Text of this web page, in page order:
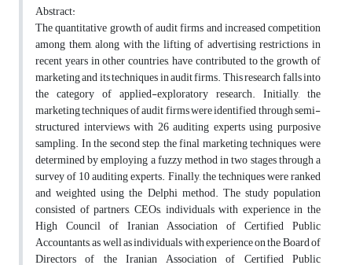
Abstract:
The quantitative growth of audit firms and increased competition
among them, along with the lifting of advertising restrictions in
recent years in other countries, have contributed to the growth of
marketing and its techniques in audit firms. This research falls into
the category of applied-exploratory research. Initially, the
marketing techniques of audit firms were identified through semi-
structured interviews with 26 auditing experts using purposive
sampling. In the second step, the final marketing techniques were
determined by employing a fuzzy method in two stages through a
survey of 10 auditing experts. Finally, the techniques were ranked
and weighted using the Delphi method. The study population
consisted of partners, CEOs, individuals with experience in the
High Council of Iranian Association of Certified Public
Accountants, as well as individuals with experience on the Board of
Directors of the Iranian Association of Certified Public